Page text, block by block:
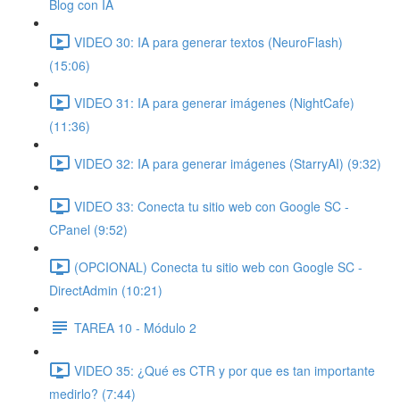
Blog con IA
VIDEO 30: IA para generar textos (NeuroFlash)
(15:06)
VIDEO 31: IA para generar imágenes (NightCafe)
(11:36)
VIDEO 32: IA para generar imágenes (StarryAI) (9:32)
VIDEO 33: Conecta tu sitio web con Google SC -
CPanel (9:52)
(OPCIONAL) Conecta tu sitio web con Google SC -
DirectAdmin (10:21)
TAREA 10 - Módulo 2
VIDEO 35: ¿Qué es CTR y por que es tan importante
medirlo? (7:44)